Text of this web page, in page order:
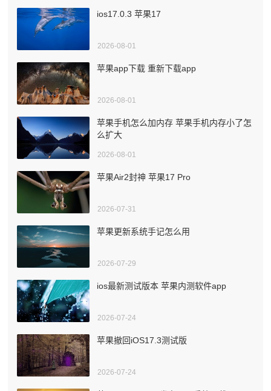
ios17.0.3 苹果17
2026-08-01
苹果app下载 重新下载app
2026-08-01
苹果手机怎么加内存 苹果手机内存小了怎
么扩大
2026-08-01
苹果Air2封神 苹果17 Pro
2026-07-31
苹果更新系统手记怎么用
2026-07-29
ios最新测试版本 苹果内测软件app
2026-07-24
苹果撤回iOS17.3测试版
2026-07-24